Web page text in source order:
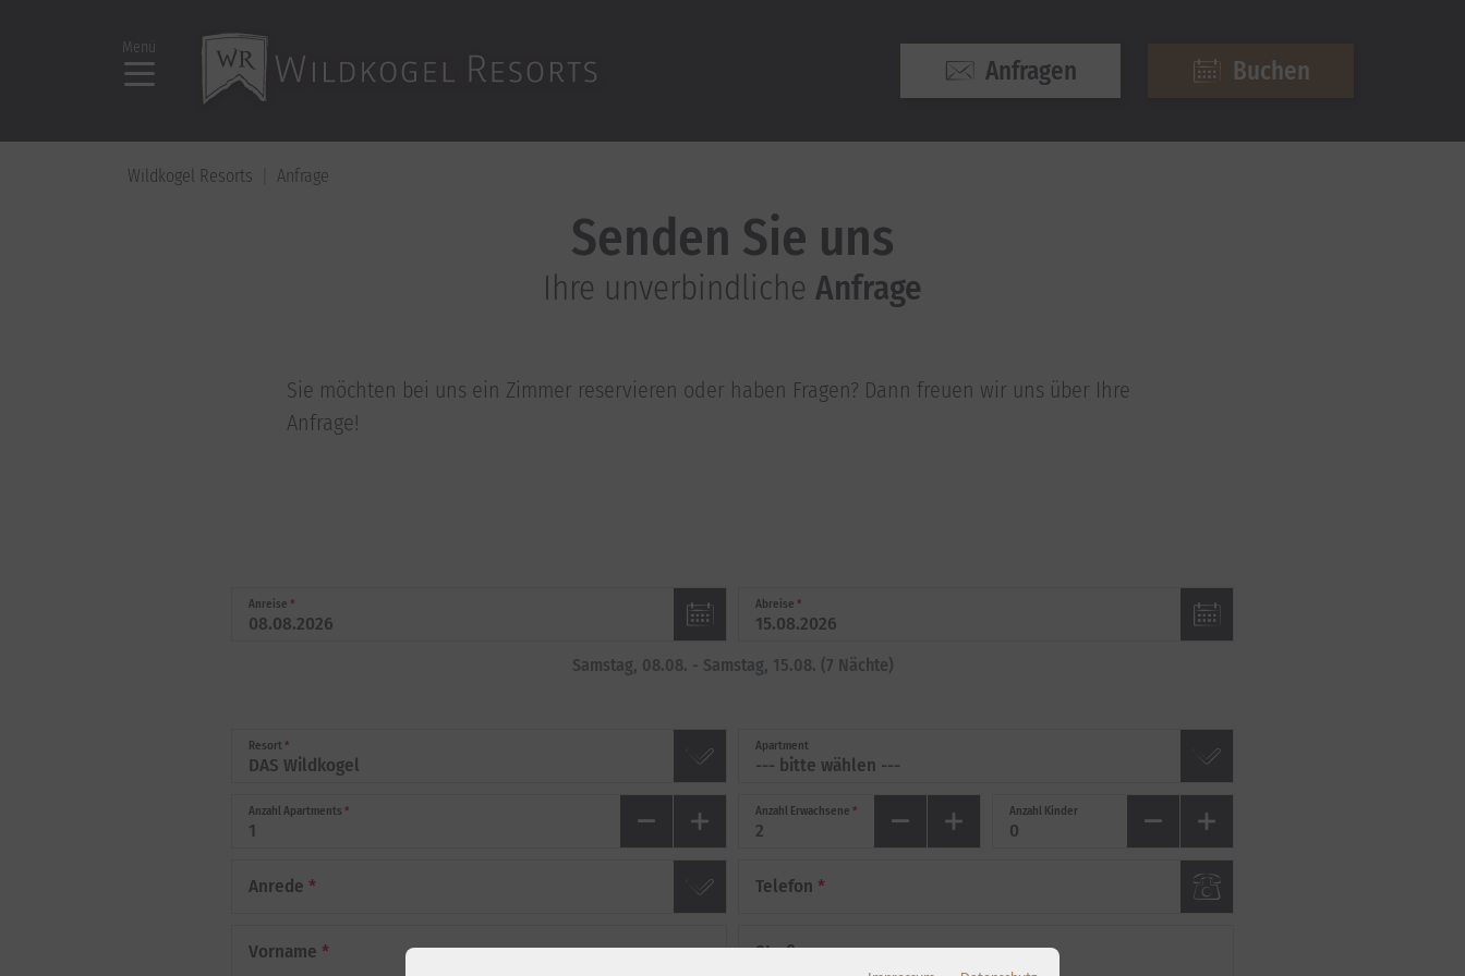
Menü
Anfragen Buchen
Wildkogel Resorts Anfrage
Senden Sie uns
Ihre unverbindliche Anfrage
Sie möchten bei uns ein Zimmer reservieren oder haben Fragen? Dann freuen wir uns über Ihre
Anfrage!
Anreise * Abreise *
Samstag, 08.08. - Samstag, 15.08. (7 Nächte)
Resort * Apartment
Anzahl Apartments * Anzahl Erwachsene * Anzahl Kinder
Anrede *
Vorname *
Telefon *
Straße